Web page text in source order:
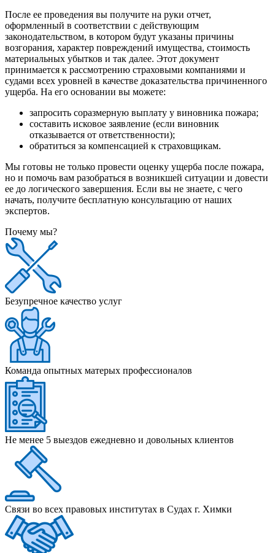
После ее проведения вы получите на руки отчет,
оформленный в соответствии с действующим
законодательством, в котором будут указаны причины
возгорания, характер повреждений имущества, стоимость
материальных убытков и так далее. Этот документ
принимается к рассмотрению страховыми компаниями и
судами всех уровней в качестве доказательства причиненного
ущерба. На его основании вы можете:
запросить соразмерную выплату у виновника пожара;
составить исковое заявление (если виновник
отказывается от ответственности);
обратиться за компенсацией к страховщикам.
Мы готовы не только провести оценку ущерба после пожара,
но и помочь вам разобраться в возникшей ситуации и довести
ее до логического завершения. Если вы не знаете, с чего
начать, получите бесплатную консультацию от наших
экспертов.
Почему мы?
Безупречное качество услуг
Команда опытных матерых профессионалов
Не менее 5 выездов ежедневно и довольных клиентов
Связи во всех правовых институтах в Судах г. Химки